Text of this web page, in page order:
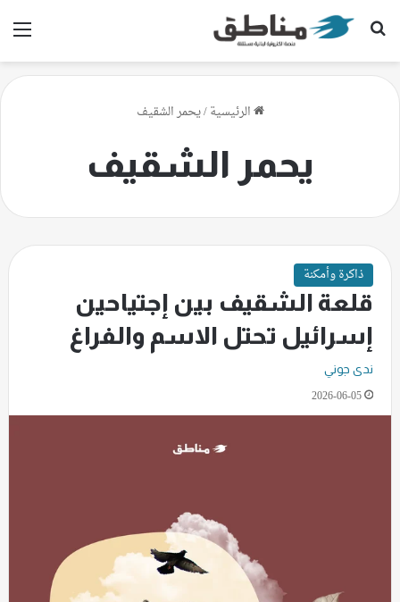
بحث عن
الرئيسية/يحمر الشقيف
يحمر الشقيف
ذاكرة وأمكنة
قلعة الشقيف بين إجتياحين
إسرائيل تحتل الاسم والفراغ
ندى جوني
2026-06-05